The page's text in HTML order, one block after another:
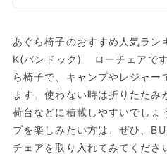
あぐら椅子のおすすめ人気ラ
K(バンドック) ローチェアで
ら椅子で、キャンプやレジャ
ます。使わない時は折りたた
荷台などに積載しやすいでしょ
プを楽しみたい方は、ぜひ、
チェアを取り入れてみてくださ